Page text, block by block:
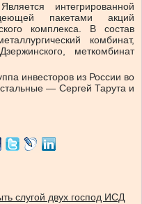
интегрированной
пакетами акций
комплекса. В состав
комбинат,
меткомбинат
инвесторов из России во
— Сергей Тарута и
слугой двух господ ИСД